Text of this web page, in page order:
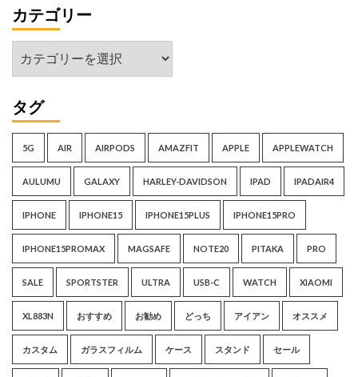
イ
ブ
カテゴリー
テ
リ
ー
タグ
5G AIR AIRPODS AMAZFIT APPLE APPLEWATCH
AULUMU GALAXY HARLEY-DAVIDSON IPAD IPADAIR4
IPHONE IPHONE15 IPHONE15PLUS IPHONE15PRO
IPHONE15PROMAX MAGSAFE NOTE20 PITAKA PRO
SALE SPORTSTER ULTRA USB-C WATCH XIAOMI
XL883N おすすめ お勧め どっち アイアン オススメ
カスタム ガラスフィルム ケース スタンド セール